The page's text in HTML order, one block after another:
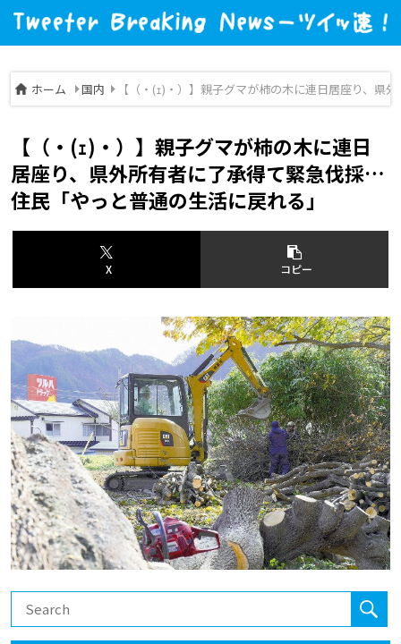
ホーム 国内 【（・(ｪ)・）】親子グマが柿の木に連日居座り、
【（・(ｪ)・）】親子グマが柿の木に連日
居座り、県外所有者に了承得て緊急伐採…
住民「やっと普通の生活に戻れる」
X コピー